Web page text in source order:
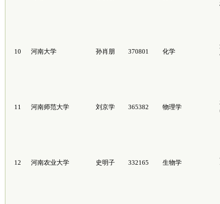
10 河南大学 孙肖朋 370801 化学
11 河南师范大学 刘京学 365382 物理学
12 河南农业大学 史明子 332165 生物学